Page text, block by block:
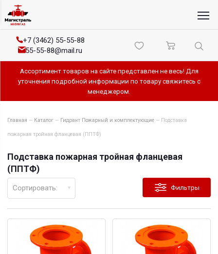
+7 (3462) 55-55-88
55-55-88@mail.ru
Ассортимент товаров на сайте представлен не весь! Для
уточнения подробной информации по товару свяжитесь с
менеджером.
Главная — Каталог — Гидрант Пожарный и комплектующие — Подставка
пожарная тройная фланцевая (ППТФ)
Подставка пожарная тройная фланцевая
(ППТФ)
Фильтры
Сортировать: